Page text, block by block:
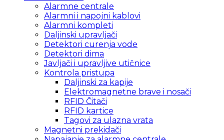
Alarmne centrale
Alarmni i napojni kablovi
Alarmni kompleti
Daljinski upravljači
Detektori curenja vode
Detektori dima
Javljači i upravljive utičnice
Kontrola pristupa
Daljinski za kapije
Elektromagnetne brave i nosači
RFID Čitači
RFID kartice
Tagovi za ulazna vrata
Magnetni prekidači